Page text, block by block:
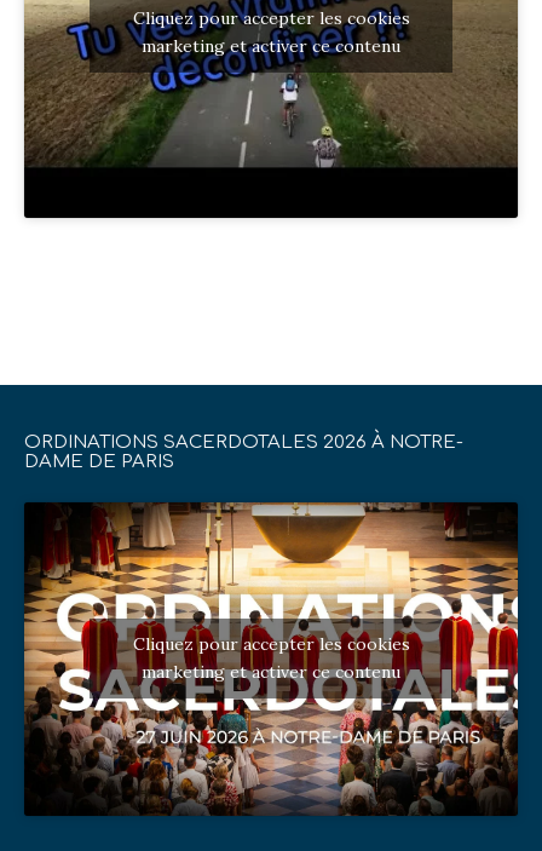
Cliquez pour accepter les cookies
marketing et activer ce contenu
ORDINATIONS SACERDOTALES 2026 À NOTRE-
DAME DE PARIS
Cliquez pour accepter les cookies
marketing et activer ce contenu